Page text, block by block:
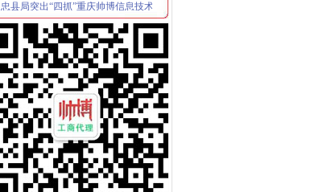
綦江局“三抓三确保”重庆代账公司全面落实食品添加专项整
市帅博网络公司局副局长郭翔率队到万盛局调研指导工作
垫江局重庆帅博高安所开展格式合同条款专项整
沙坪坝局“对症下”重庆帅博工商科学化农村流动食品商贩监管
九龙坡局帅博代账公司六方面服务地方经济发展
奉节局江南所“四管”重庆财务公司措施建立校园食品安全长效机制
渝中局帅博财务公司整店堂告示类合同格式条款见成效
大足局重庆帅博三举措积开展电子商务领域监管工作
万州局化“红盾护农”公司注册执法行动严厉击向农村销“废”行为
石柱县出台扶持政策支持商标富农工作
新华网、重庆电视台报道江津局“家电下乡”公司注册活动